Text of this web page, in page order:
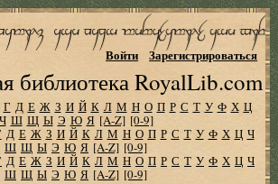
библиотека RoyalLib.com
Войти Зарегистрироваться
Г Д Е Ж З И Й К Л М Н О П Р С Т У Ф Х Ц
Ч Ш Щ Ы Э Ю Я [A-Z] [0-9]
Д Е Ж З И Й К Л М Н О П Р С Т У Ф Х Ц Ч
Ш Щ Ы Э Ю Я [A-Z] [0-9]
Д Е Ж З И Й К Л М Н О П Р С Т У Ф Х Ц Ч
Ш Щ Ы Э Ю Я [A-Z] [0-9]